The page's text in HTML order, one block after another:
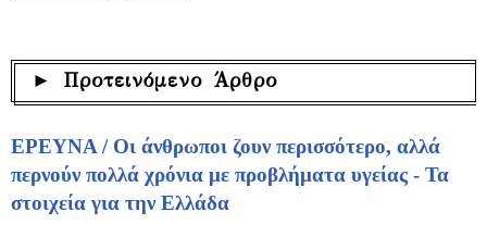
► Προτεινόμενο Άρθρο
ΕΡΕΥΝΑ / Οι άνθρωποι ζουν περισσότερο, αλλά
περνούν πολλά χρόνια με προβλήματα υγείας - Τα
στοιχεία για την Ελλάδα